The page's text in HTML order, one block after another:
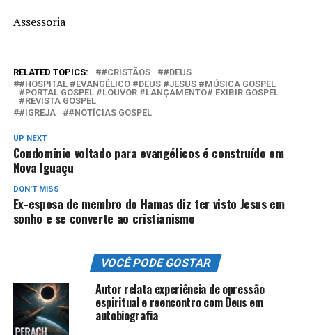
Assessoria
RELATED TOPICS: #CRISTÃOS
#DEUS
#HOSPITAL #EVANGÉLICO #DEUS #JESUS #MÚSICA GOSPEL
#PORTAL GOSPEL #LOUVOR #LANÇAMENTO# EXIBIR GOSPEL
#REVISTA GOSPEL
#IGREJA
#NOTÍCIAS GOSPEL
UP NEXT
Condomínio voltado para evangélicos é construído em
Nova Iguaçu
DON'T MISS
Ex-esposa de membro do Hamas diz ter visto Jesus em
sonho e se converte ao cristianismo
VOCÊ PODE GOSTAR
Autor relata experiência de opressão
espiritual e reencontro com Deus em
autobiografia